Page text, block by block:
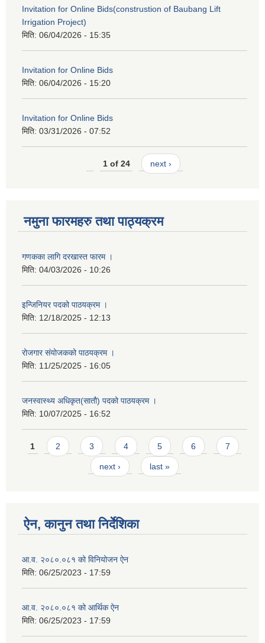
Invitation for Online Bids(construstion of Baubang Lift
Irrigation Project)
मिति: 06/04/2026 - 15:35
Invitation for Online Bids
मिति: 06/04/2026 - 15:20
Invitation for Online Bids
मिति: 03/31/2026 - 07:52
1 of 24 next ›
नमुना फारमहरु तथा पाठ्यक्रम
गणकका लागि दरखास्त फारम ।
मिति: 04/03/2026 - 10:26
इन्जिनियर पदको पाठयक्रम ।
मिति: 12/18/2025 - 12:13
रोजगार संयोजकको पाठयक्रम ।
मिति: 11/25/2025 - 16:05
जनस्वास्थ्य अधिकृत(सातौ) पदको पाठयक्रम ।
मिति: 10/07/2025 - 16:52
Pages
1 2 3 4 5 6 7
next › last »
ऐन, कानुन तथा निर्देशिका
आ.व. २०८०.०८१ को विनियोजन ऐन
मिति: 06/25/2023 - 17:59
आ.व. २०८०.०८१ को आर्थिक ऐन
मिति: 06/25/2023 - 17:59